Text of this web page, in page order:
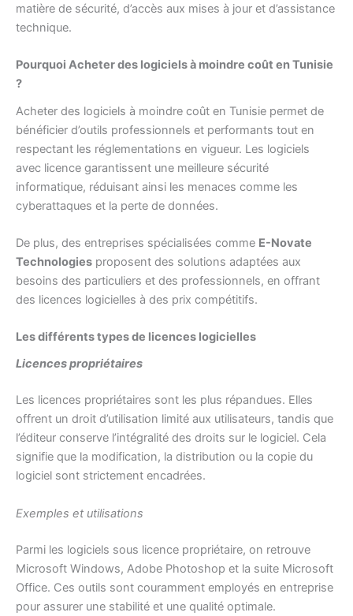
matière de sécurité, d’accès aux mises à jour et d’assistance
technique.
Pourquoi Acheter des logiciels à moindre coût en Tunisie
?
Acheter des logiciels à moindre coût en Tunisie permet de
bénéficier d’outils professionnels et performants tout en
respectant les réglementations en vigueur. Les logiciels
avec licence garantissent une meilleure sécurité
informatique, réduisant ainsi les menaces comme les
cyberattaques et la perte de données.
De plus, des entreprises spécialisées comme E-Novate
Technologies proposent des solutions adaptées aux
besoins des particuliers et des professionnels, en offrant
des licences logicielles à des prix compétitifs.
Les différents types de licences logicielles
Licences propriétaires
Les licences propriétaires sont les plus répandues. Elles
offrent un droit d’utilisation limité aux utilisateurs, tandis que
l’éditeur conserve l’intégralité des droits sur le logiciel. Cela
signifie que la modification, la distribution ou la copie du
logiciel sont strictement encadrées.
Exemples et utilisations
Parmi les logiciels sous licence propriétaire, on retrouve
Microsoft Windows, Adobe Photoshop et la suite Microsoft
Office. Ces outils sont couramment employés en entreprise
pour assurer une stabilité et une qualité optimale.